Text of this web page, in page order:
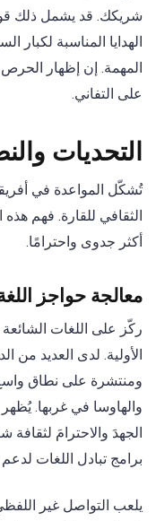
شريكك. قد يشمل ذلك
الهدايا المناسبة
المهمة. إن إظهار الحرص
على التفاني.
التحديات
تُشكّل المواعدة في
الثقافي للقارة. فهم
أكثر جدوى واحترامًا.
معالجة حواجز
ركّز على اللغات
الأولية. لدى العديد من
ومنتشرة على نطاق
والهاوسا في غربها. يُظهر
الجهدَ والاحترامَ
برامج تبادل اللغات
يلعب التواصل غير